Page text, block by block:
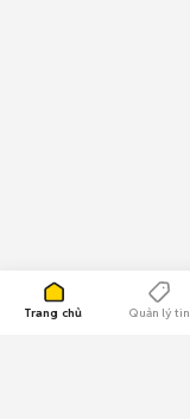
Trang chủ Quản lý tin